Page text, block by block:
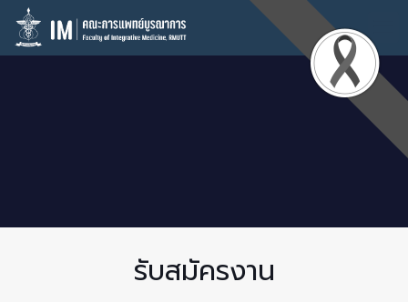
รับสมัครงาน